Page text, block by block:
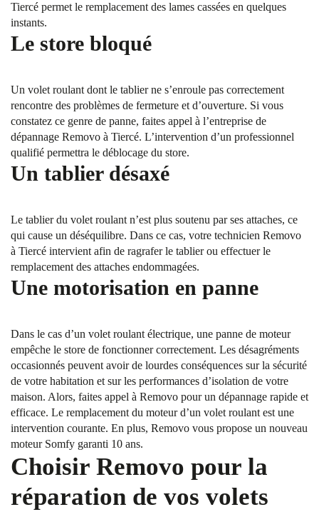
Tiercé permet le remplacement des lames cassées en quelques
instants.
Le store bloqué
Un volet roulant dont le tablier ne s’enroule pas correctement
rencontre des problèmes de fermeture et d’ouverture. Si vous
constatez ce genre de panne, faites appel à l’entreprise de
dépannage Removo à Tiercé. L’intervention d’un professionnel
qualifié permettra le déblocage du store.
Un tablier désaxé
Le tablier du volet roulant n’est plus soutenu par ses attaches, ce
qui cause un déséquilibre. Dans ce cas, votre technicien Removo
à Tiercé intervient afin de ragrafer le tablier ou effectuer le
remplacement des attaches endommagées.
Une motorisation en panne
Dans le cas d’un volet roulant électrique, une panne de moteur
empêche le store de fonctionner correctement. Les désagréments
occasionnés peuvent avoir de lourdes conséquences sur la sécurité
de votre habitation et sur les performances d’isolation de votre
maison. Alors, faites appel à Removo pour un dépannage rapide et
efficace. Le remplacement du moteur d’un volet roulant est une
intervention courante. En plus, Removo vous propose un nouveau
moteur Somfy garanti 10 ans.
Choisir Removo pour la
réparation de vos volets